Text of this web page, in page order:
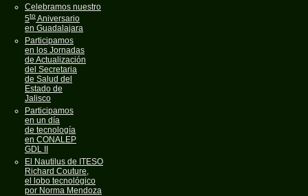
Celebramos nuestro
5toAniversario
en Guadalajara
Participamos
en los Jornadas
de Actualización
del Secretaria
de Salud del
Estado de
Jalisco
Participamos
en un día
de tecnología
en CONALEP
GDL II
El Nautilus de ITESO
Richard Couture,
el lobo tecnológico
por Norma Mendoza